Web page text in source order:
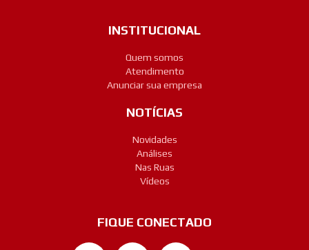
INSTITUCIONAL
Quem somos
Atendimento
Anunciar sua empresa
NOTÍCIAS
Novidades
Análises
Nas Ruas
Vídeos
FIQUE CONECTADO